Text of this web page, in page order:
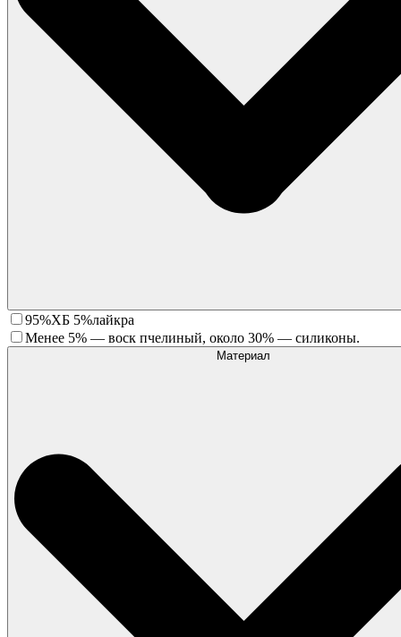
95%ХБ 5%лайкра
Менее 5% — воск пчелиный, около 30% — силиконы.